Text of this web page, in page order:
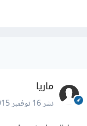
ماريا
نشر16 نوفمبر 2015